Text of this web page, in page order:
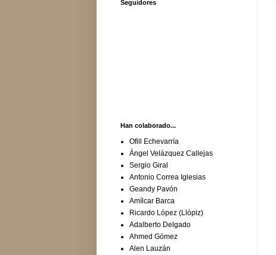
Seguidores
Han colaborado...
Ofill Echevarría
Ángel Velázquez Callejas
Sergio Giral
Antonio Correa Iglesias
Geandy Pavón
Amílcar Barca
Ricardo López (Llópiz)
Adalberto Delgado
Ahmed Gómez
Alen Lauzán